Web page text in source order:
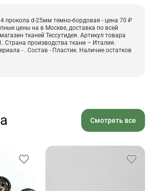
прокола d-25мм темно-бордовая - цена 70 ₽
цены на в Москве, доставка по всей
тканей Тессутидея. Артикул товара
Страна производства ткани – Италия.
- . Состав - Пластик. Наличие остатков
Смотреть все